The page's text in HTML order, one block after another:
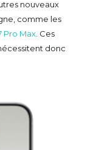
nouveaux
comme les
Pro Max. Ces
donc